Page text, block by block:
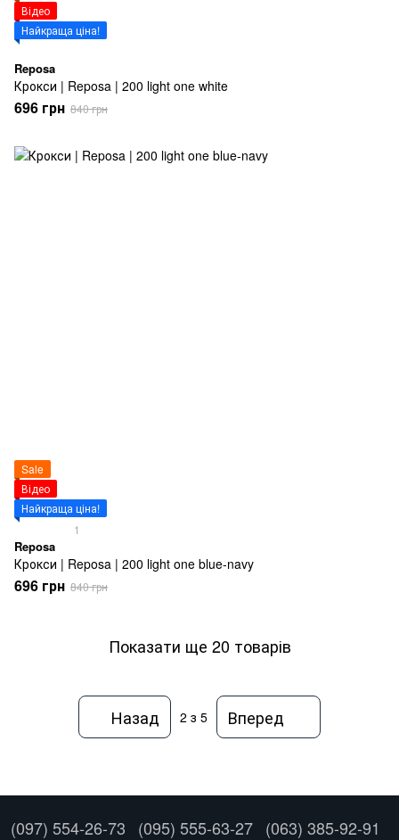
Відео
Найкраща ціна!
Reposa
Крокси | Reposa | 200 light one white
696 грн 840 грн
Sale
Відео
Найкраща ціна!
1
Reposa
Крокси | Reposa | 200 light one blue-navy
696 грн 840 грн
Показати ще 20 товарів
Назад 2 з 5 Вперед
(097) 554-26-73 (095) 555-63-27 (063) 385-92-91